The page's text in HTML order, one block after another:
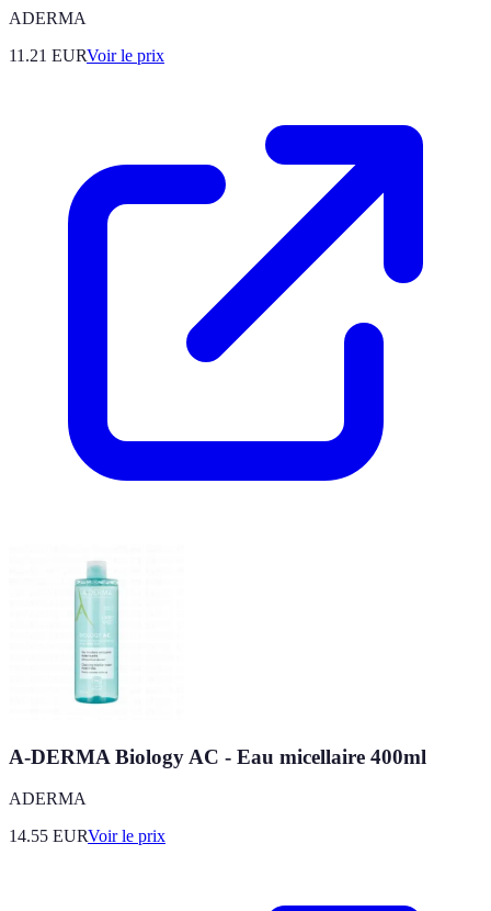
ADERMA
11.21 EURVoir le prix
A-DERMA Biology AC - Eau micellaire 400ml
ADERMA
14.55 EURVoir le prix